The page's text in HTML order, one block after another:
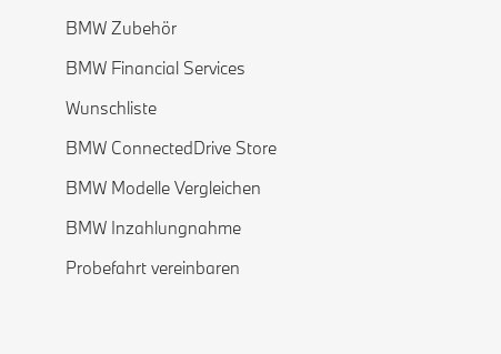
BMW Zubehör
BMW Financial Services
Wunschliste
BMW ConnectedDrive Store
BMW Modelle Vergleichen
BMW Inzahlungnahme
Probefahrt vereinbaren